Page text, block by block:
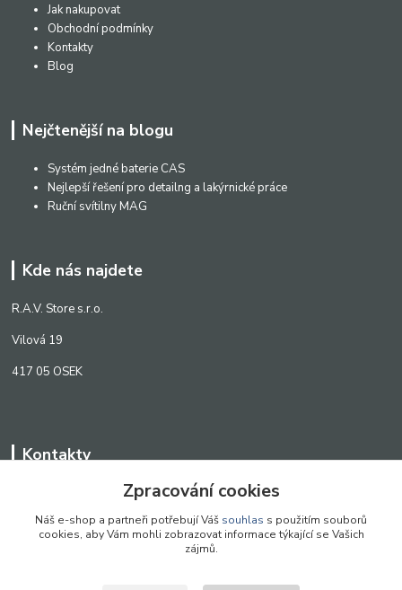
Jak nakupovat
Obchodní podmínky
Kontakty
Blog
Nejčtenější na blogu
Systém jedné baterie CAS
Nejlepší řešení pro detailng a lakýrnické práce
Ruční svítilny MAG
Kde nás najdete
R.A.V. Store s.r.o.
Vilová 19
417 05 OSEK
Kontakty
+420 776 242 909
Zpracování cookies
Náš e-shop a partneři potřebují Váš souhlas s použitím souborů
cookies, aby Vám mohli zobrazovat informace týkající se Vašich
zájmů.